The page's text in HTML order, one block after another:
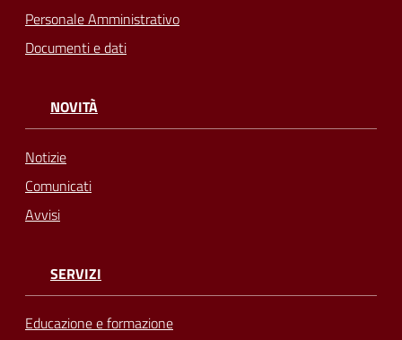
Personale Amministrativo
Documenti e dati
NOVITÀ
Notizie
Comunicati
Avvisi
SERVIZI
Educazione e formazione